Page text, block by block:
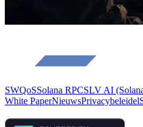
SWQoSSolana RPCSLV AI
White PaperNieuwsPrivacybeleid